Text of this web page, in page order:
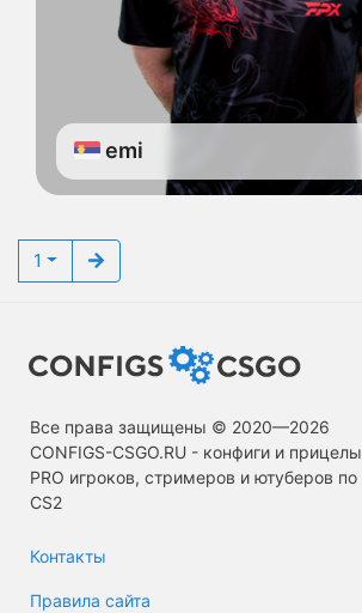
emi
1
Все права защищены © 2020—2026
СONFIGS-CSGO.RU - конфиги и прицелы
PRO игроков, стримеров и ютуберов по
CS2
Контакты
Правила сайта